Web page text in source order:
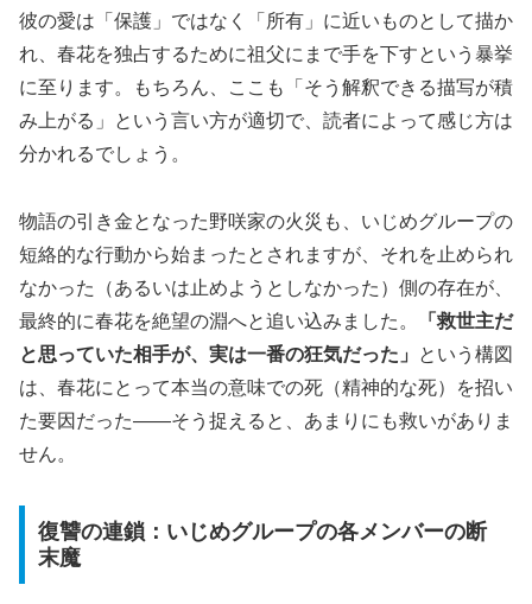
彼の愛は「保護」ではなく「所有」に近いものとして描か
れ、春花を独占するために祖父にまで手を下すという暴挙
に至ります。もちろん、ここも「そう解釈できる描写が積
み上がる」という言い方が適切で、読者によって感じ方は
分かれるでしょう。
物語の引き金となった野咲家の火災も、いじめグループの
短絡的な行動から始まったとされますが、それを止められ
なかった（あるいは止めようとしなかった）側の存在が、
最終的に春花を絶望の淵へと追い込みました。
「救世主だ
と思っていた相手が、実は一番の狂気だった」
という構図
は、春花にとって本当の意味での死（精神的な死）を招い
た要因だった――そう捉えると、あまりにも救いがありま
せん。
復讐の連鎖：いじめグループの各メンバーの断
末魔